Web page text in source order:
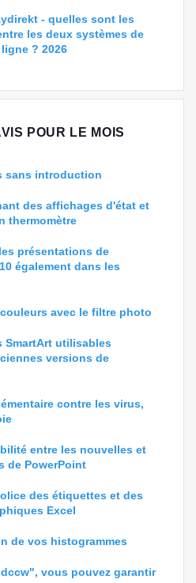
- quelles sont les
les deux systèmes de
? 2026
POUR LE MOIS
sans introduction
des affichages d'état et
thermomètre
présentations de
également dans les
avec le filtre photo
SmartArt utilisables
versions de
contre les virus,
entre les nouvelles et
de PowerPoint
des étiquettes et des
Excel
de vos histogrammes
vous pouvez garantir